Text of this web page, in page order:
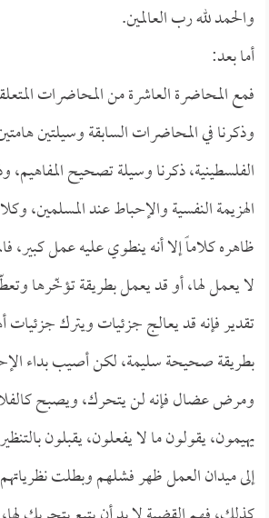
والحمد لله رب العالمين.
أما بعد:
فمع المحاضرة العاشرة من المحاضرات
وذكرنا في المحاضرات السابقة وسيلتين
الفلسطينية، ذكرنا وسيلة تصحيح المفاهيم،
الهزيمة النفسية والإحباط عند المسلمين،
ظاهره كلاماً إلا أنه ينطوي عليه عمل كبير،
لا يعمل لها، أو قد يعمل بطريقة تؤخّرها
تقدير فإنه قد يعالج جزئيات ويترك جزئيات
بطريقة صحيحة سليمة، لكن أصيب بداء
ومرض عضال فإنه لن يتحرك، ويصبح
يهيمون، يقولون ما لا يفعلون، يقبلون
إلى ميدان العمل ظهر فشلهم وبطلت